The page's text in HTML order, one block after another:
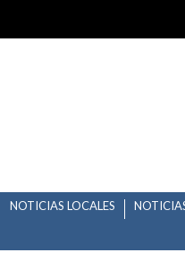
NOTICIAS LOCALES